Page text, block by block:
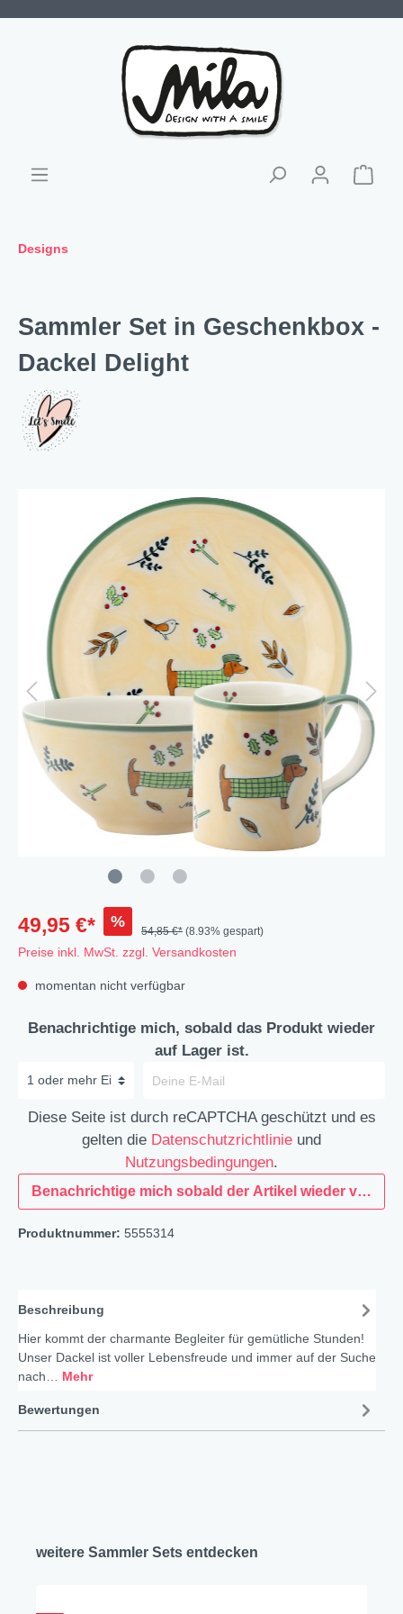
Designs
Sammler Set in Geschenkbox -
Dackel Delight
49,95 €* %
54,85 €* (8.93% gespart)
Preise inkl. MwSt. zzgl. Versandkosten
momentan nicht verfügbar
Benachrichtige mich, sobald das Produkt wieder
auf Lager ist.
Diese Seite ist durch reCAPTCHA geschützt und es
gelten die Datenschutzrichtlinie und
Nutzungsbedingungen.
Benachrichtige mich sobald der Artikel wieder
Produktnummer: 5555314
Beschreibung
Hier kommt der charmante Begleiter für gemütliche Stunden!
Unser Dackel ist voller Lebensfreude und immer auf der Suche
nach… Mehr
Bewertungen
weitere Sammler Sets entdecken